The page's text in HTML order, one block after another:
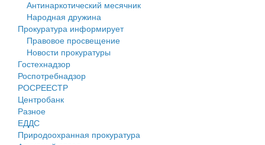
Генеральные планы
Проекты планировки территории
Собрание депутатов
Городское поселение
Сельские поселения
Антинаркотический месячник
Народная дружина
Прокуратура информирует
Правовое просвещение
Новости прокуратуры
Гостехнадзор
Роспотребнадзор
РОСРЕЕСТР
Центробанк
Разное
ЕДДС
Природоохранная прокуратура